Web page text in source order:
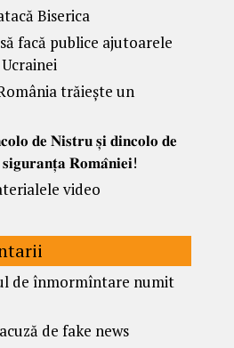
Biserica
facă publice ajutoarele
trăiește un
𝐝𝐞 𝐍𝐢𝐬𝐭𝐫𝐮 𝐬̦𝐢 𝐝𝐢𝐧𝐜𝐨𝐥𝐨 𝐝𝐞
𝐬𝐢𝐠𝐮𝐫𝐚𝐧𝐭̦𝐚 𝐑𝐨𝐦𝐚̂𝐧𝐢𝐞𝐢!
video
de înmormîntare numit
de fake news